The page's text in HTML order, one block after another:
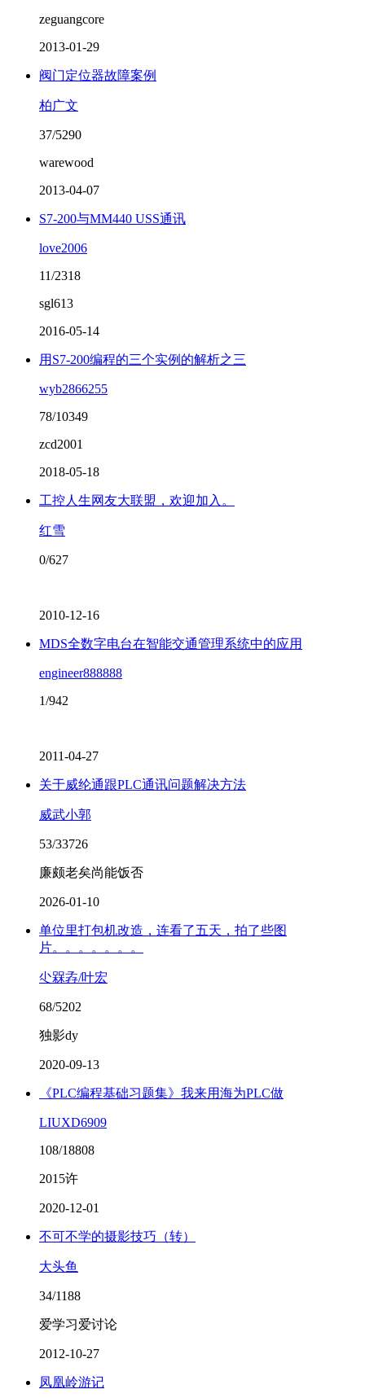
zeguangcore
2013-01-29
阀门定位器故障案例
柏广文
37/5290
warewood
2013-04-07
S7-200与MM440 USS通讯
love2006
11/2318
sgl613
2016-05-14
用S7-200编程的三个实例的解析之三
wyb2866255
78/10349
zcd2001
2018-05-18
工控人生网友大联盟，欢迎加入。
红雪
0/627
2010-12-16
MDS全数字电台在智能交通管理系统中的应用
engineer888888
1/942
2011-04-27
关于威纶通跟PLC通讯问题解决方法
威武小郭
53/33726
廉颇老矣尚能饭否
2026-01-10
单位里打包机改造，连看了五天，拍了些图
片。。。。。。。
尐槑孨/叶宏
68/5202
独影dy
2020-09-13
《PLC编程基础习题集》我来用海为PLC做
LIUXD6909
108/18808
2015许
2020-12-01
不可不学的摄影技巧（转）
大头鱼
34/1188
爱学习爱讨论
2012-10-27
凤凰岭游记